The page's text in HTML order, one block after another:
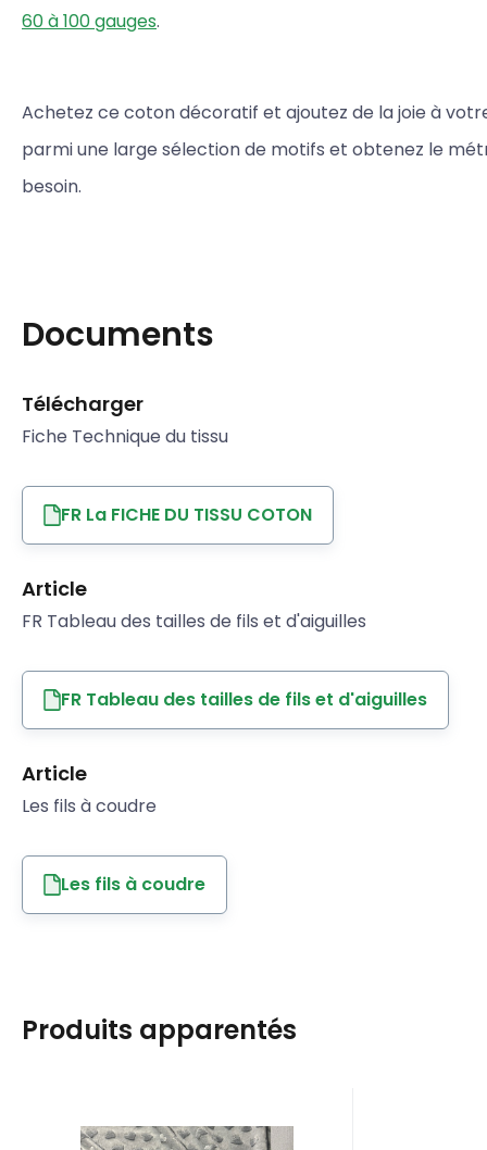
60 à 100 gauges.
Achetez ce coton décoratif et ajoutez de la joie à
parmi une large sélection de motifs et obtenez le
besoin.
Documents
Télécharger
Fiche Technique du tissu
FR La FICHE DU TISSU COTON
Article
FR Tableau des tailles de fils et d'aiguilles
FR Tableau des tailles de fils et d'aiguilles
Article
Les fils à coudre
Les fils à coudre
Produits apparentés
Code:MINKYSRDICKA008
EAN:8595721018493
En stock 2.7 m